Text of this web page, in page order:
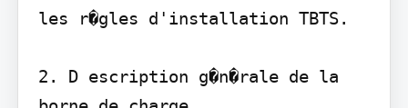
les r�gles d'installation TBTS.
2. D escription g�n�rale de la